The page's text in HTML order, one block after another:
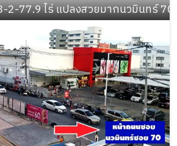
2-77.9 ไร่ แปลงสวยมากนวมินทร์